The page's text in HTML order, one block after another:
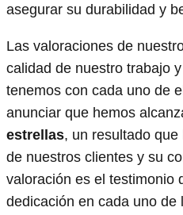
asegurar su durabilidad y
Las valoraciones de
calidad de nuestro trabajo
tenemos con cada uno de
anunciar que hemos
estrellas, un resultado
de nuestros clientes y su
valoración es el testimonio
dedicación en cada uno de